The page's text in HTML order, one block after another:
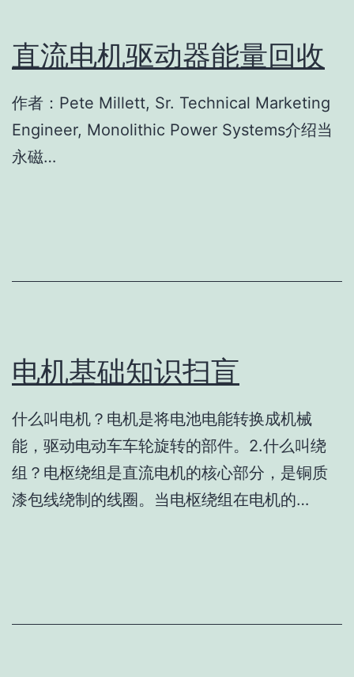
直流电机驱动器能量回收
作者：Pete Millett, Sr. Technical Marketing
Engineer, Monolithic Power Systems介绍当
永磁…
电机基础知识扫盲
什么叫电机？电机是将电池电能转换成机械
能，驱动电动车车轮旋转的部件。2.什么叫绕
组？电枢绕组是直流电机的核心部分，是铜质
漆包线绕制的线圈。当电枢绕组在电机的…